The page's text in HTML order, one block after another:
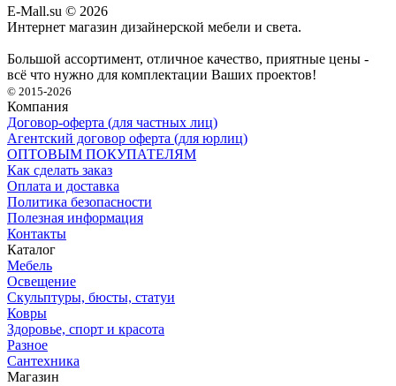
E-Mall.su © 2026
Интернет магазин дизайнерской мебели и света.
Большой ассортимент, отличное качество, приятные цены -
всё что нужно для комплектации Ваших проектов!
© 2015-2026
Компания
Договор-оферта (для частных лиц)
Агентский договор оферта (для юрлиц)
ОПТОВЫМ ПОКУПАТЕЛЯМ
Как сделать заказ
Оплата и доставка
Политика безопасности
Полезная информация
Контакты
Каталог
Мебель
Освещение
Скульптуры, бюсты, статуи
Ковры
Здоровье, спорт и красота
Разное
Сантехника
Магазин